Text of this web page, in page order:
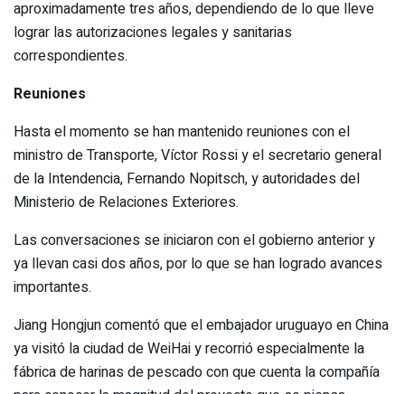
aproximadamente tres años, dependiendo de lo que lleve
lograr las autorizaciones legales y sanitarias
correspondientes.
Reuniones
Hasta el momento se han mantenido reuniones con el
ministro de Transporte, Víctor Rossi y el secretario general
de la Intendencia, Fernando Nopitsch, y autoridades del
Ministerio de Relaciones Exteriores.
Las conversaciones se iniciaron con el gobierno anterior y
ya llevan casi dos años, por lo que se han logrado avances
importantes.
Jiang Hongjun comentó que el embajador uruguayo en China
ya visitó la ciudad de WeiHai y recorrió especialmente la
fábrica de harinas de pescado con que cuenta la compañía